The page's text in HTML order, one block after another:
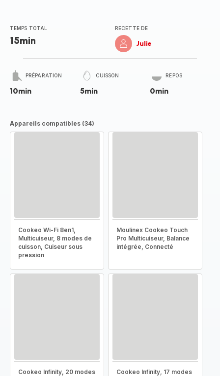
TEMPS TOTAL
15min
RECETTE DE
Julie
PRÉPARATION
10min
CUISSON
5min
REPOS
0min
Appareils compatibles (34)
Cookeo Wi-Fi 8en1,
Multicuiseur, 8 modes de
cuisson, Cuiseur sous
pression
Moulinex Cookeo Touch
Pro Multicuiseur, Balance
intégrée, Connecté
Cookeo Infinity, 20 modes
Cookeo Infinity, 17 modes